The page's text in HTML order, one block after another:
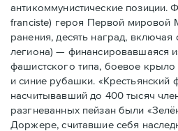
антикоммунистические позиции.
franciste) героя Первой мировой
ранения, десять наград,
легиона) — финансировавшаяся
фашистского типа, боевое
и синие рубашки. «Крестьянский
насчитывавший до 400 тысяч
разгневанных пейзан были
Доржере, считавшие себя